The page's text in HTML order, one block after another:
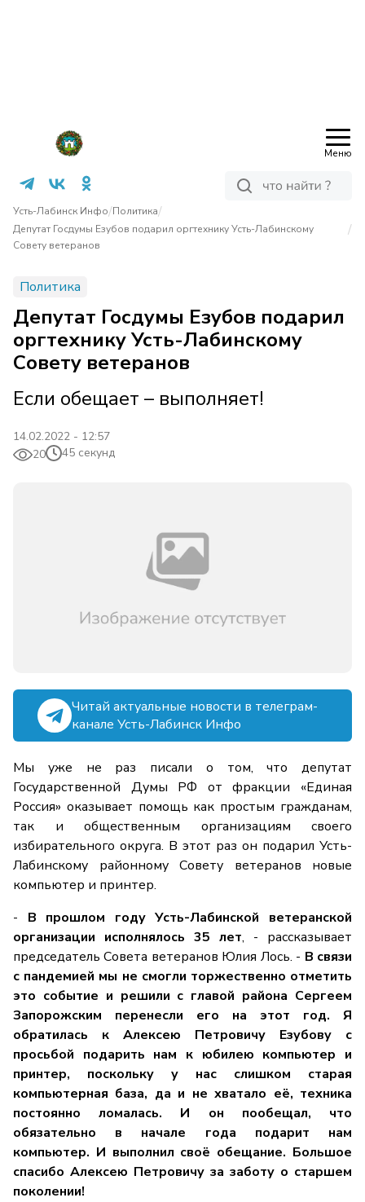
Меню
Усть-Лабинск Инфо/Политика/
Депутат Госдумы Езубов подарил оргтехнику Усть-Лабинскому
Совету ветеранов
/
Политика
Депутат Госдумы Езубов подарил
оргтехнику Усть-Лабинскому
Совету ветеранов
Если обещает – выполняет!
14.02.2022 - 12:57
20
45 секунд
Читай актуальные новости в телеграм-
канале Усть-Лабинск Инфо
Мы уже не раз писали о том, что депутат
Государственной Думы РФ от фракции «Единая
Россия» оказывает помощь как простым гражданам,
так и общественным организациям своего
избирательного округа. В этот раз он подарил Усть-
Лабинскому районному Совету ветеранов новые
компьютер и принтер.
- В прошлом году Усть-Лабинской ветеранской
организации исполнялось 35 лет, - рассказывает
председатель Совета ветеранов Юлия Лось. - В связи
с пандемией мы не смогли торжественно отметить
это событие и решили с главой района Сергеем
Запорожским перенесли его на этот год. Я
обратилась к Алексею Петровичу Езубову с
просьбой подарить нам к юбилею компьютер и
принтер, поскольку у нас слишком старая
компьютерная база, да и не хватало её, техника
постоянно ломалась. И он пообещал, что
обязательно в начале года подарит нам
компьютер. И выполнил своё обещание. Большое
спасибо Алексею Петровичу за заботу о старшем
поколении!